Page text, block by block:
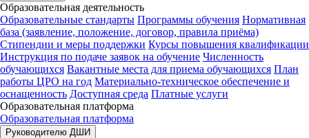
Образовательная деятельность
Образовательные стандарты Программы обучения Нормативная
база (заявление, положение, договор, правила приёма)
Стипендии и меры поддержки Курсы повышения квалификации
Инструкция по подаче заявок на обучение Численность
обучающихся Вакантные места для приема обучающихся План
работы ЦРО на год Материально-техническое обеспечение и
оснащенность Доступная среда Платные услуги
Образовательная платформа
Образовательная платформа
Руководителю ДШИ